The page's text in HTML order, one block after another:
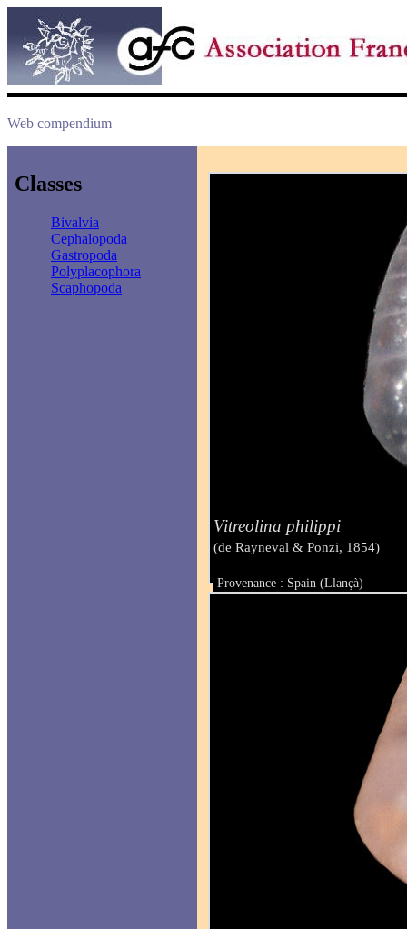
Web compendium
Classes
Bivalvia
Cephalopoda
Gastropoda
Polyplacophora
Scaphopoda
Vitreolina philippi
(de Rayneval & Ponzi, 1854)
Provenance : Spain (Llançà)
Taille : 2.00 mm